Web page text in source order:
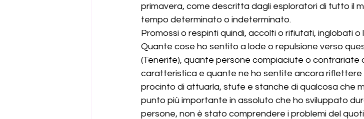
primavera, come descritta dagli esploratori di tutto il
tempo determinato o indeterminato.
Promossi o respinti quindi, accolti o rifiutati,
Quante cose ho sentito a lode o repulsione verso
(Tenerife), quante persone compiaciute o contrariate
caratteristica e quante ne ho sentite ancora riflettere
procinto di attuarla, stufe e stanche di qualcosa che
punto più importante in assoluto che ho sviluppato
persone, non è stato comprendere i problemi del